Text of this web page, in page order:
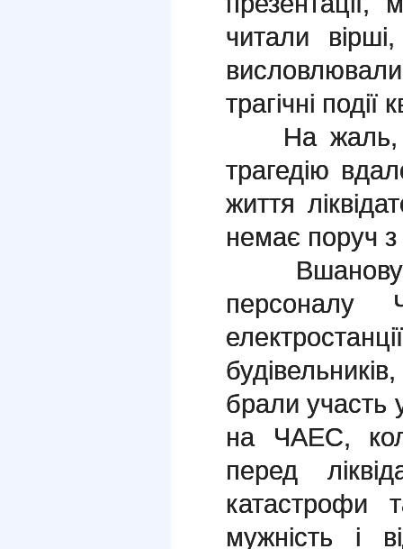
читали
трагічні події
На жаль,
трагедію
життя
немає поруч
персоналу
брали участь у
на ЧАЕС,
перед
катастрофи
мужність і